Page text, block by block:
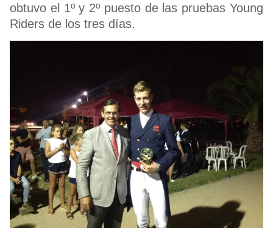
obtuvo el 1º y 2º puesto de las pruebas Young
Riders de los tres días.